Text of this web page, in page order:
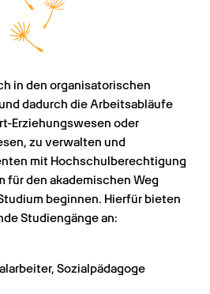
in den organisatorischen
dadurch die Arbeitsabläufe
Erziehungswesen oder
zu verwalten und
mit Hochschulberechtigung
für den akademischen Weg
beginnen. Hierfür bieten
Studiengänge an:
Sozialpädagoge